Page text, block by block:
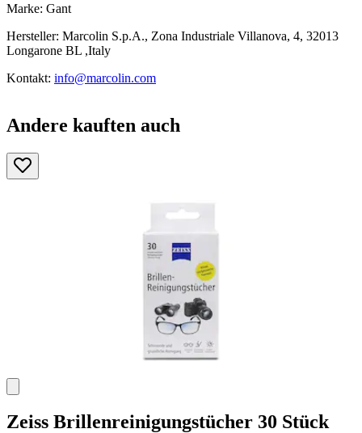
Marke: Gant
Hersteller: Marcolin S.p.A., Zona Industriale Villanova, 4, 32013
Longarone BL ,Italy
Kontakt: info@marcolin.com
Andere kauften auch
Zeiss Brillenreinigungstücher 30 Stück